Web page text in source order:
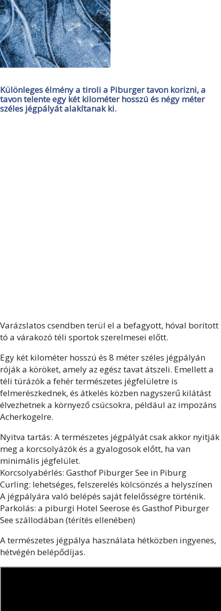
Különleges élmény a tiroli a Piburger tavon korizni, a
tavon telente egy két kilométer hosszú és négy méter
széles jégpályát alakítanak ki.
Varázslatos csendben terül el a befagyott, hóval borított
tó a várakozó téli sportok szerelmesei előtt.
Egy két kilométer hosszú és 8 méter széles jégpályán
róják a köröket, amely az egész tavat átszeli. Emellett a
téli túrázók a fehér természetes jégfelületre is
felmerészkednek, és átkelés közben nagyszerű kilátást
élvezhetnek a környező csúcsokra, például az impozáns
Acherkogelre.
Nyitva tartás: A természetes jégpályát csak akkor nyitják
meg a korcsolyázók és a gyalogosok előtt, ha van
minimális jégfelület.
Korcsolyabérlés: Gasthof Piburger See in Piburg
Curling: lehetséges, felszerelés kölcsönzés a helyszínen
A jégpályára való belépés saját felelősségre történik.
Parkolás: a piburgi Hotel Seerose és Gasthof Piburger
See szállodában (térítés ellenében)
A természetes jégpálya használata hétközben ingyenes,
hétvégén belépődíjas.